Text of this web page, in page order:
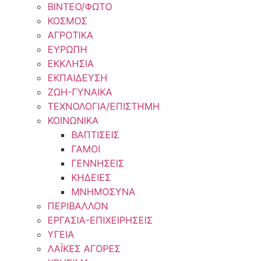
ΒΙΝΤΕΟ/ΦΩΤΟ
ΚΟΣΜΟΣ
ΑΓΡΟΤΙΚΑ
ΕΥΡΩΠΗ
ΕΚΚΛΗΣΙΑ
ΕΚΠΑΙΔΕΥΣΗ
ΖΩΗ-ΓΥΝΑΙΚΑ
ΤΕΧΝΟΛΟΓΙΑ/ΕΠΙΣΤΗΜΗ
ΚΟΙΝΩΝΙΚΑ
ΒΑΠΤΙΣΕΙΣ
ΓΑΜΟΙ
ΓΕΝΝΗΣΕΙΣ
ΚΗΔΕΙΕΣ
ΜΝΗΜΟΣΥΝΑ
ΠΕΡΙΒΑΛΛΟΝ
ΕΡΓΑΣΙΑ-ΕΠΙΧΕΙΡΗΣΕΙΣ
ΥΓΕΙΑ
ΛΑΪΚΕΣ ΑΓΟΡΕΣ